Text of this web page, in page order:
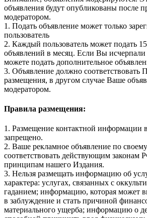
объявления будут опубликованы после
модератором.
1. Подать объявление может только
пользователь
2. Каждый пользователь может подать
объявлений в месяц. Если Вы
можете подать дополнительное
3. Объявление должно соответствовать
размещения, в другом случае Ваше
модератором.
Правила размещения:
1. Размещение контактной информации
запрещено.
2. Ваше рекламное объявление по
соответствовать действующим законам
принципам нашего Издания.
3. Нельзя размещать информацию об
характера: услугах, связанных с
гаданием; информацию, которая может
в заблуждение и стать причиной
материального ущерба; информацию о